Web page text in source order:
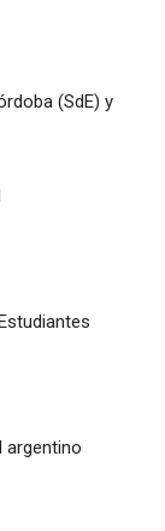
(SdE) y
argentino